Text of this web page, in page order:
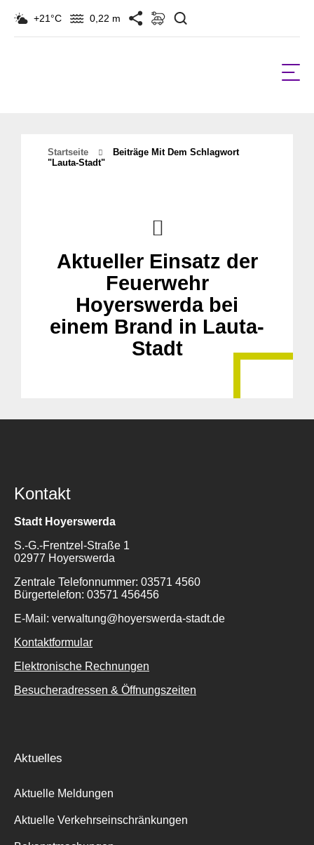
+21°C 0,22 m
Startseite
Beiträge Mit Dem Schlagwort
"Lauta-Stadt"
Aktueller Einsatz der
Feuerwehr
Hoyerswerda bei
einem Brand in Lauta-
Stadt
Kontakt
Stadt Hoyerswerda
S.-G.-Frentzel-Straße 1
02977 Hoyerswerda
Zentrale Telefonnummer: 03571 4560
Bürgertelefon: 03571 456456
E-Mail: verwaltung@hoyerswerda-stadt.de
Kontaktformular
Elektronische Rechnungen
Besucheradressen & Öffnungszeiten
Aktuelles
Aktuelle Meldungen
Aktuelle Verkehrseinschränkungen